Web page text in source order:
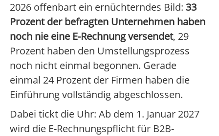
2026 offenbart ein ernüchterndes Bild: 33
Prozent der befragten Unternehmen haben
noch nie eine E-Rechnung versendet, 29
Prozent haben den Umstellungsprozess
noch nicht einmal begonnen. Gerade
einmal 24 Prozent der Firmen haben die
Einführung vollständig abgeschlossen.
Dabei tickt die Uhr: Ab dem 1. Januar 2027
wird die E-Rechnungspflicht für B2B-